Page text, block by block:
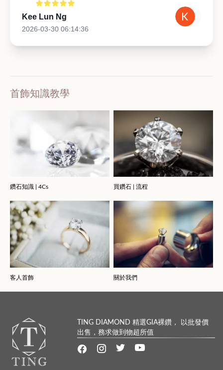
Kee Lun Ng
2026-03-30 06:14:36
首飾知識教學
鑽石知識 | 4Cs 買鑽石 | 流程
客人首飾 關於我們
TING DIAMOND 精選GIA裸鑽， 以批發價
出售，務求做到物超所值